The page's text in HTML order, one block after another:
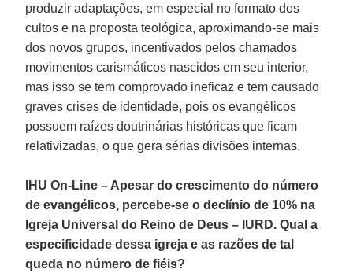
produzir adaptações, em especial no formato dos
cultos e na proposta teológica, aproximando-se mais
dos novos grupos, incentivados pelos chamados
movimentos carismáticos nascidos em seu interior,
mas isso se tem comprovado ineficaz e tem causado
graves crises de identidade, pois os evangélicos
possuem raízes doutrinárias históricas que ficam
relativizadas, o que gera sérias divisões internas.
IHU On-Line – Apesar do crescimento do número
de evangélicos, percebe-se o declínio de 10% na
Igreja Universal do Reino de Deus – IURD. Qual a
especificidade dessa igreja e as razões de tal
queda no número de fiéis?